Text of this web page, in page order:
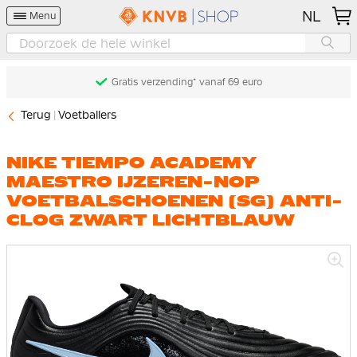
Menu NL
Gratis verzending* vanaf 69 euro
Terug Voetballers
NIKE TIEMPO ACADEMY
MAESTRO IJZEREN-NOP
VOETBALSCHOENEN (SG) ANTI-
CLOG ZWART LICHTBLAUW
afbeeldingen-
gallerij